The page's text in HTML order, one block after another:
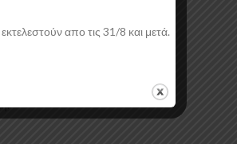
απο τις 31/8 και μετά.